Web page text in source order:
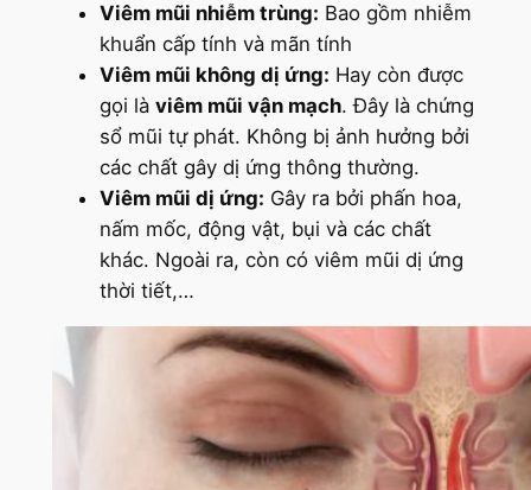
Viêm mũi nhiễm trùng: Bao gồm nhiễm
khuẩn cấp tính và mãn tính
Viêm mũi không dị ứng: Hay còn được
gọi là viêm mũi vận mạch. Đây là chứng
sổ mũi tự phát. Không bị ảnh hưởng bởi
các chất gây dị ứng thông thường.
Viêm mũi dị ứng: Gây ra bởi phấn hoa,
nấm mốc, động vật, bụi và các chất
khác. Ngoài ra, còn có viêm mũi dị ứng
thời tiết,…